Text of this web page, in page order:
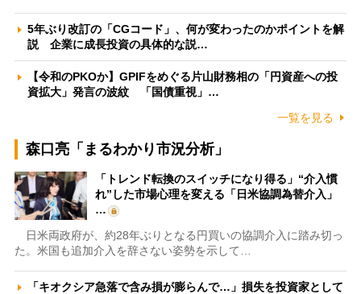
5年ぶり改訂の「CGコード」、何が変わったのかポイントを解
説 企業に成長投資の具体的な説…
【令和のPKOか】GPIFをめぐる片山財務相の「円資産への投
資拡大」発言の波紋 「国債重視」…
一覧を見る
森口亮「まるわかり市況分析」
「トレンド転換のスイッチになり得る」“介入慣
れ”した市場心理を変える「日米協調為替介入」
…
日米両政府が、約28年ぶりとなる円買いの協調介入に踏み切っ
た。米国も追加介入を辞さない姿勢を示して…
「キオクシア急落で含み損が膨らんで…」損失を投資家として